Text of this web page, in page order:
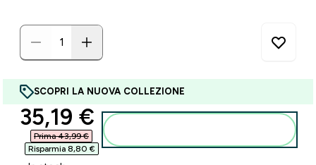
SCOPRI LA NUOVA COLLEZIONE
discounted price
35,19 €‎
Prima 43,99 €‎
Risparmia 8,80 €‎